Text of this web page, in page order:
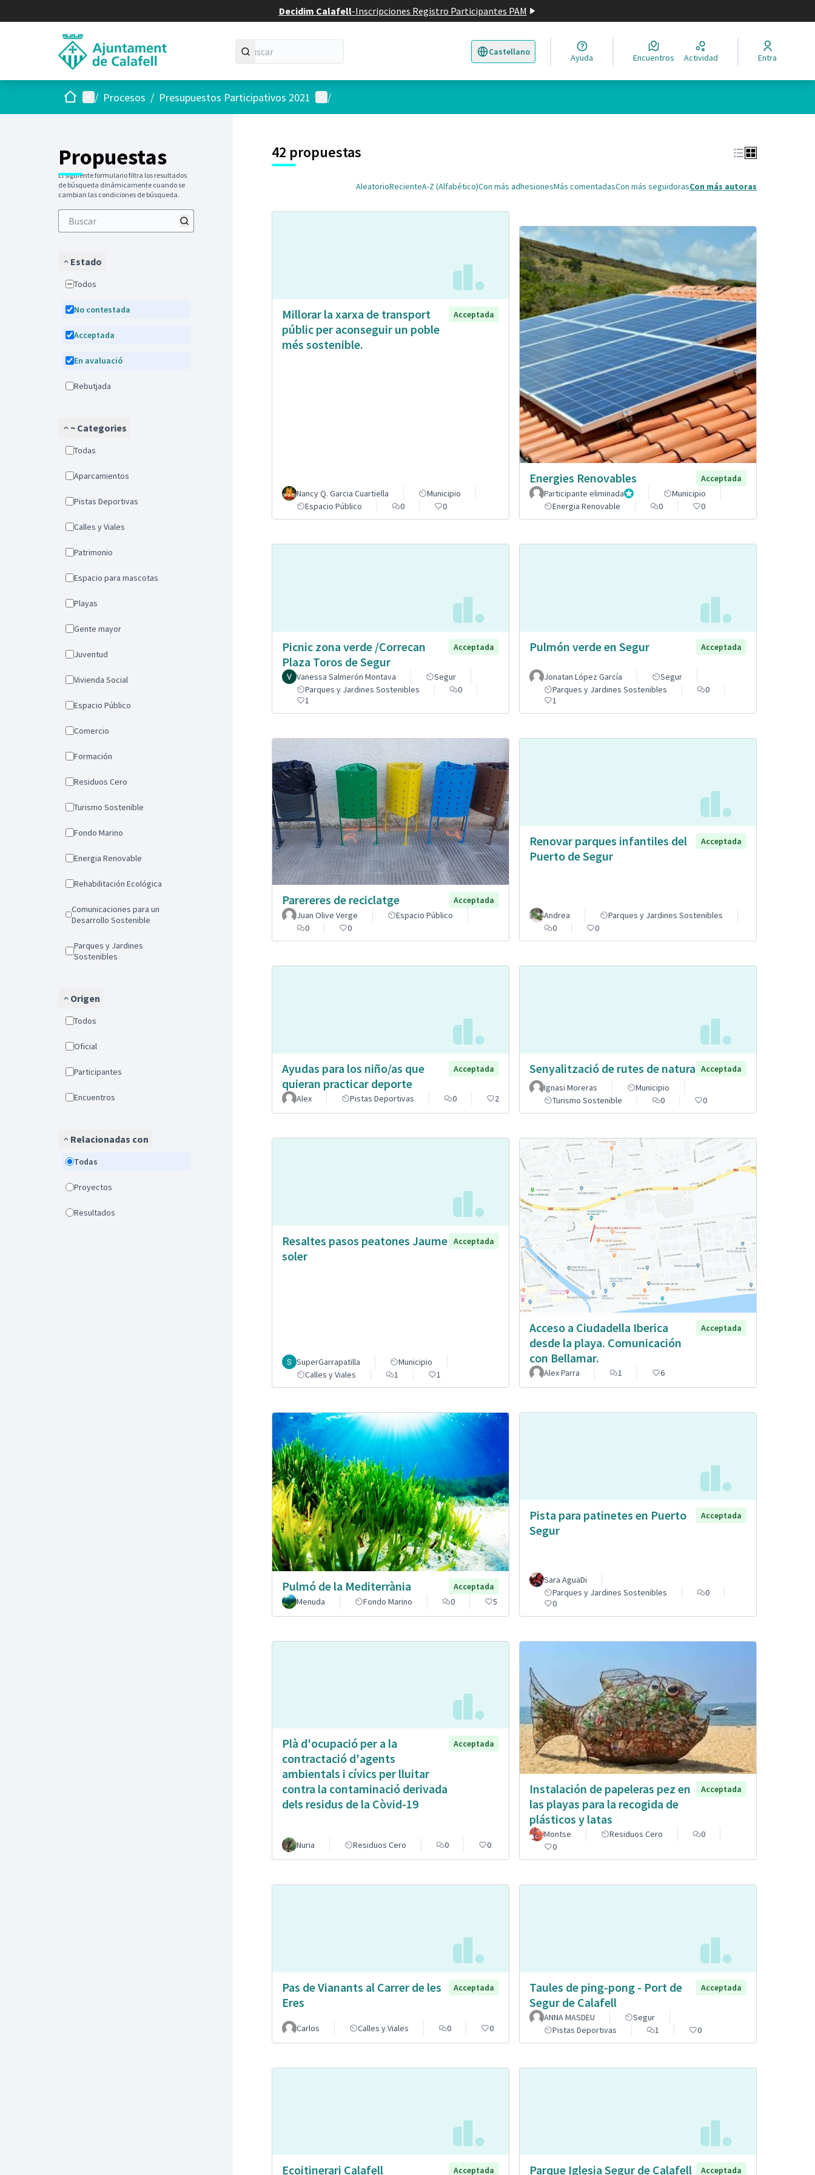
Decidim Calafell-Inscripciones Registro Participantes PAM
Castellano
Triar la llengua Elegir el idioma
Ayuda Encuentros Actividad Entra
InicioMenú principal
/ Procesos / Presupuestos Participativos 2021 Menú de usuario
/
Propuestas
El siguiente formulario filtra los resultados
de búsqueda dinámicamente cuando se
cambian las condiciones de búsqueda.
Estado
Todos
No contestada
Acceptada
En avaluació
Rebutjada
~ Categories
Todas
Aparcamientos
Pistas Deportivas
Calles y Viales
Patrimonio
Espacio para mascotas
Playas
Gente mayor
Juventud
Vivienda Social
Espacio Público
Comercio
Formación
Residuos Cero
Turismo Sostenible
Fondo Marino
Energia Renovable
Rehabilitación Ecológica
Comunicaciones para un
Desarrollo Sostenible
Parques y Jardines
Sostenibles
Origen
Todos
Oficial
Participantes
Encuentros
Relacionadas con
Todas
Proyectos
Resultados
42 propuestas
AleatorioRecienteA-Z (Alfabético)Con más adhesionesMás comentadasCon más seguidorasCon más autoras
Millorar la xarxa de transport
públic per aconseguir un poble
més sostenible.
Acceptada
Nancy Q. Garcia Cuartiella
Municipio
Espacio Público
0 0
Energies Renovables
Acceptada
Participante eliminadaAdministradorMunicipio
Energia Renovable
0 0
Picnic zona verde /Correcan
Plaza Toros de Segur
Acceptada
Vanessa Salmerón Montava
Segur
Parques y Jardines Sostenibles
0
1
Pulmón verde en Segur Acceptada
Jonatan López García
Segur
Parques y Jardines Sostenibles
0
1
Parereres de reciclatge
Acceptada
Juan Olive Verge
Espacio Público
0
0
Renovar parques infantiles del
Puerto de Segur
Acceptada
Andrea
Parques y Jardines Sostenibles
0
0
Ayudas para los niño/as que
quieran practicar deporte
Acceptada
Alex Pistas Deportivas 0 2
Senyalització de rutes de natura Acceptada
Ignasi Moreras
Municipio
Turismo Sostenible
0 0
Resaltes pasos peatones Jaume
soler
Acceptada
SuperGarrapatilla
Municipio
Calles y Viales
1 1
Acceso a Ciudadella Iberica
desde la playa. Comunicación
con Bellamar.
Acceptada
Alex Parra 1 6
Pulmó de la Mediterrània
Acceptada
Menuda
Fondo Marino 0 5
Pista para patinetes en Puerto
Segur
Acceptada
Sara AguaDi
Parques y Jardines Sostenibles
0
0
Plà d'ocupació per a la
contractació d'agents
ambientals i cívics per lluitar
contra la contaminació derivada
dels residus de la Còvid-19
Acceptada
Nuria Residuos Cero 0 0
Instalación de papeleras pez en
las playas para la recogida de
plásticos y latas
Acceptada
Montse Residuos Cero
0
0
Pas de Vianants al Carrer de les
Eres
Acceptada
Carlos Calles y Viales 0 0
Taules de ping-pong - Port de
Segur de Calafell
Acceptada
ANNA MASDEU
Segur
Pistas Deportivas
1 0
Ecoitinerari Calafell Acceptada Parque Iglesia Segur de Calafell Acceptada